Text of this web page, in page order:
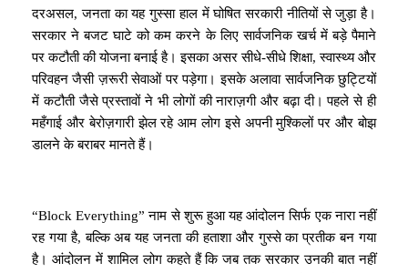
दरअसल, जनता का यह गुस्सा हाल में घोषित सरकारी नीतियों से जुड़ा है।
सरकार ने बजट घाटे को कम करने के लिए सार्वजनिक खर्च में बड़े पैमाने
पर कटौती की योजना बनाई है। इसका असर सीधे-सीधे शिक्षा, स्वास्थ्य और
परिवहन जैसी ज़रूरी सेवाओं पर पड़ेगा। इसके अलावा सार्वजनिक छुट्टियों
में कटौती जैसे प्रस्तावों ने भी लोगों की नाराज़गी और बढ़ा दी। पहले से ही
महँगाई और बेरोज़गारी झेल रहे आम लोग इसे अपनी मुश्किलों पर और बोझ
डालने के बराबर मानते हैं।
“Block Everything” नाम से शुरू हुआ यह आंदोलन सिर्फ एक नारा नहीं
रह गया है, बल्कि अब यह जनता की हताशा और गुस्से का प्रतीक बन गया
है। आंदोलन में शामिल लोग कहते हैं कि जब तक सरकार उनकी बात नहीं